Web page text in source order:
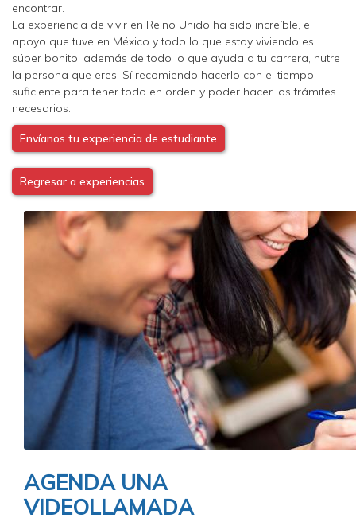
encontrar.
La experiencia de vivir en Reino Unido ha sido increíble, el
apoyo que tuve en México y todo lo que estoy viviendo es
súper bonito, además de todo lo que ayuda a tu carrera, nutre
la persona que eres. Sí recomiendo hacerlo con el tiempo
suficiente para tener todo en orden y poder hacer los trámites
necesarios.
Envíanos tu experiencia de estudiante
Regresar a experiencias
Image
AGENDA UNA
VIDEOLLAMADA